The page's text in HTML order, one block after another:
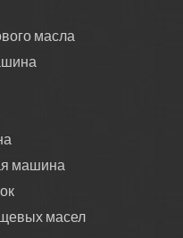
масла
машина
масел